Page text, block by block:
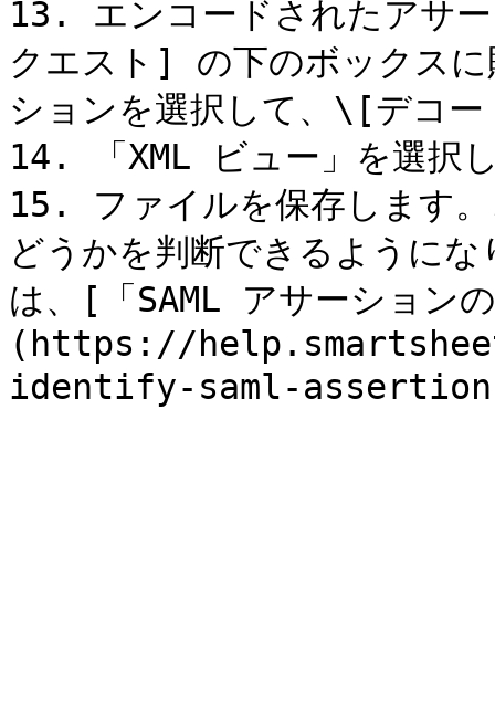
13. エンコードされたアサ
クエスト] の下のボックス
ションを選択して、\[デコ
14. 「XML ビュー」を選択
15. ファイルを保存します
どうかを判断できるように
は、[「SAML アサーション
(https://